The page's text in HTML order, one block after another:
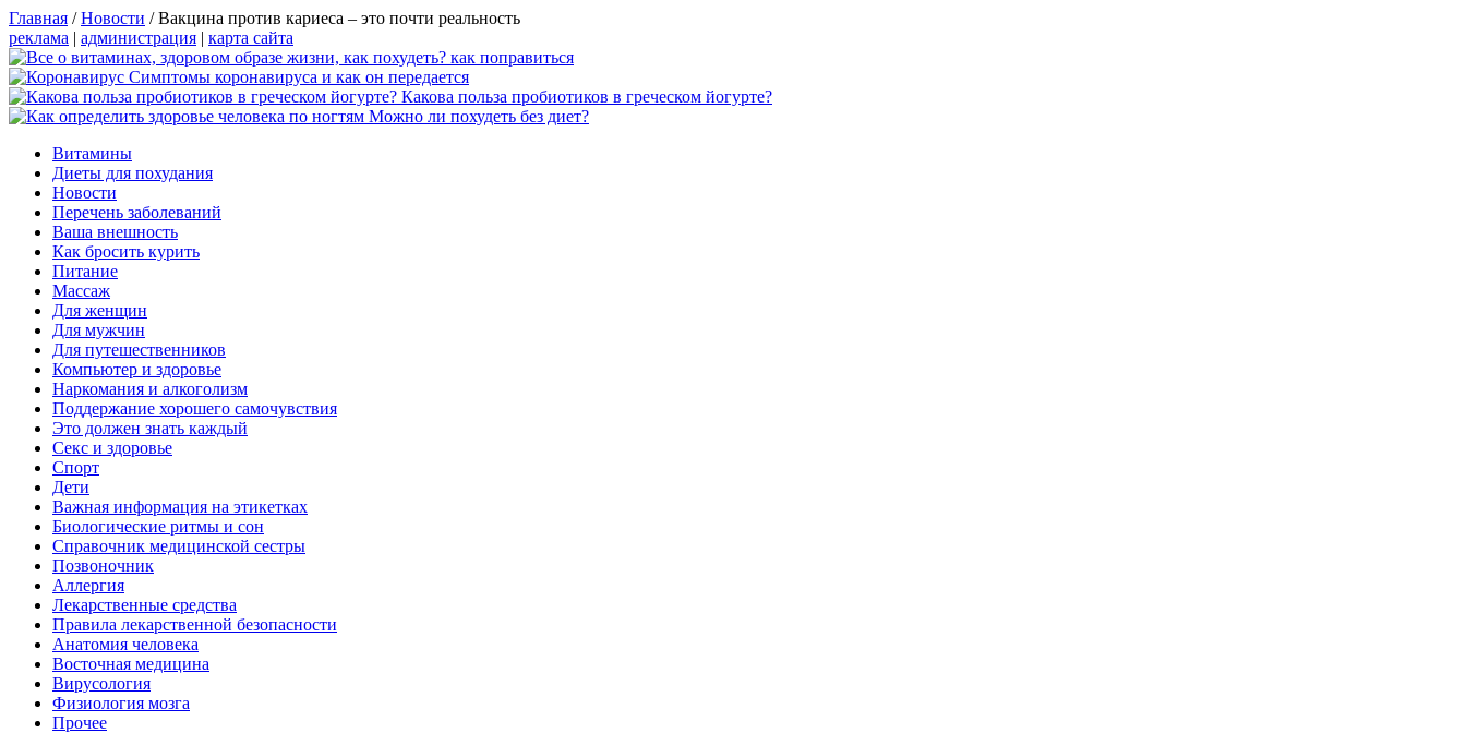
Главная /Новости /Вакцина против кариеса – это почти реальность
реклама | администрация | карта сайта
Симптомы коронавируса и как он передается
Какова польза пробиотиков в греческом йогурте?
Можно ли похудеть без диет?
Витамины
Диеты для похудания
Новости
Перечень заболеваний
Ваша внешность
Как бросить курить
Питание
Массаж
Для женщин
Для мужчин
Для путешественников
Компьютер и здоровье
Наркомания и алкоголизм
Поддержание хорошего самочувствия
Это должен знать каждый
Секс и здоровье
Спорт
Дети
Важная информация на этикетках
Биологические ритмы и сон
Справочник медицинской сестры
Позвоночник
Аллергия
Лекарственные средства
Правила лекарственной безопасности
Aнатомия человека
Восточная медицина
Вирусология
Физиология мозга
Прочее